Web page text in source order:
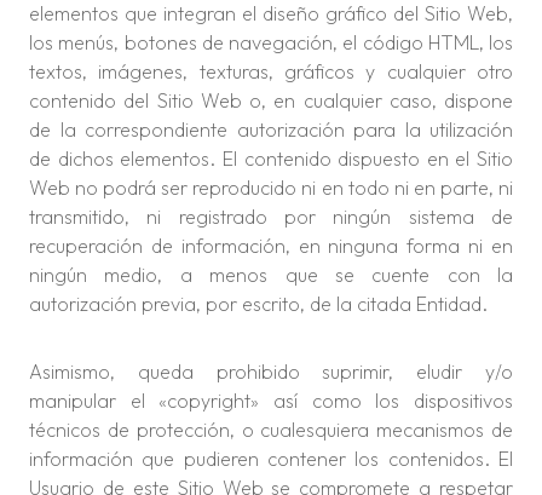
elementos que integran el diseño gráfico del Sitio Web,
los menús, botones de navegación, el código HTML, los
textos, imágenes, texturas, gráficos y cualquier otro
contenido del Sitio Web o, en cualquier caso, dispone
de la correspondiente autorización para la utilización
de dichos elementos. El contenido dispuesto en el Sitio
Web no podrá ser reproducido ni en todo ni en parte, ni
transmitido, ni registrado por ningún sistema de
recuperación de información, en ninguna forma ni en
ningún medio, a menos que se cuente con la
autorización previa, por escrito, de la citada Entidad.
Asimismo, queda prohibido suprimir, eludir y/o
manipular el «copyright» así como los dispositivos
técnicos de protección, o cualesquiera mecanismos de
información que pudieren contener los contenidos. El
Usuario de este Sitio Web se compromete a respetar